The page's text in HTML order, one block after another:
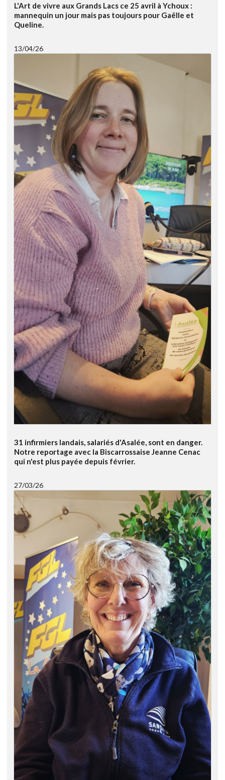
L'Art de vivre aux Grands Lacs ce 25 avril à Ychoux :
mannequin un jour mais pas toujours pour Gaëlle et
Queline.
13/04/26
31 infirmiers landais, salariés d'Asalée, sont en danger.
Notre reportage avec la Biscarrossaise Jeanne Cenac
qui n'est plus payée depuis février.
27/03/26